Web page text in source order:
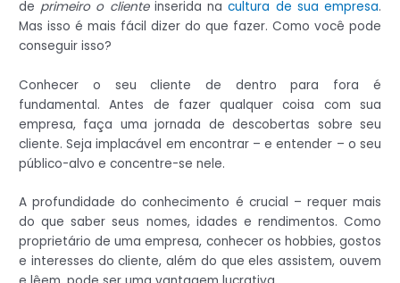
de primeiro o clienteinserida nacultura de sua empresa.
Mas isso é mais fácil dizer do que fazer. Como você pode
conseguir isso?
Conhecer o seu cliente de dentro para fora é
fundamental. Antes de fazer qualquer coisa com sua
empresa, faça uma jornada de descobertas sobre seu
cliente. Seja implacável em encontrar – e entender – o seu
público-alvo e concentre-se nele.
A profundidade do conhecimento é crucial – requer mais
do que saber seus nomes, idades e rendimentos. Como
proprietário de uma empresa, conhecer os hobbies, gostos
e interesses do cliente, além do que eles assistem, ouvem